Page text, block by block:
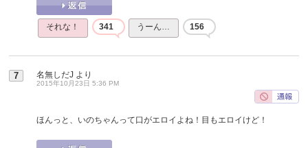
それな！ 341 うーん… 156
7 名無しだJ より
2015年10月23日 5:36 PM
ほんっと、いのちゃんって口がエロイよね！目もエロイけど！